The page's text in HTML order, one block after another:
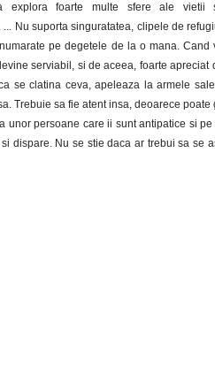
explora foarte multe sfere ale vietii
... Nu suporta singuratatea, clipele de
pe degetele de la o mana. Cand
serviabil, si de aceea, foarte apreciat
se clatina ceva, apeleaza la armele
Trebuie sa fie atent insa, deoarece poate
unor persoane care ii sunt antipatice si
dispare. Nu se stie daca ar trebui sa se